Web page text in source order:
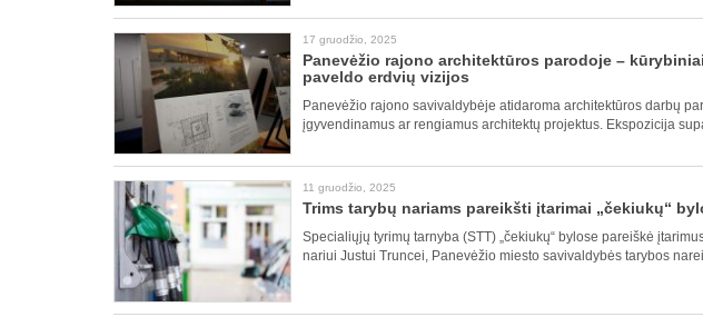
17 gruodžio, 2025
Panevėžio rajono architektūros parodoje –
paveldo erdvių vizijos
Panevėžio rajono savivaldybėje atidaroma architektūros darbų
įgyvendinamus ar rengiamus architektų projektus. Ekspozicija
11 gruodžio, 2025
Trims tarybų nariams pareikšti įtarimai „čekiukų“
Specialiųjų tyrimų tarnyba (STT) „čekiukų“ bylose pareiškė
nariui Justui Truncei, Panevėžio miesto savivaldybės tarybos